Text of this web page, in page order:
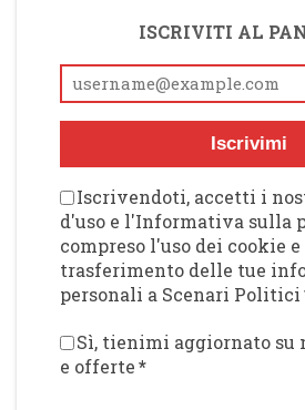
ISCRIVITI AL
Iscrivimi
Iscrivendoti, accetti i
d'uso e l'Informativa sulla
compreso l'uso dei cookie
trasferimento delle tue
personali a Scenari Politici
Sì, tienimi aggiornato su
e offerte*